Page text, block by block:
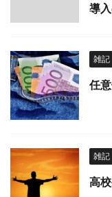
導
雑記
任
雑記
高